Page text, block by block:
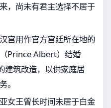
，尚未有君主选择不居于
宫用作官方宫廷所在地的
Prince Albert）结婚
建筑改造，以供家庭居
。
女王曾长时间未居于白金